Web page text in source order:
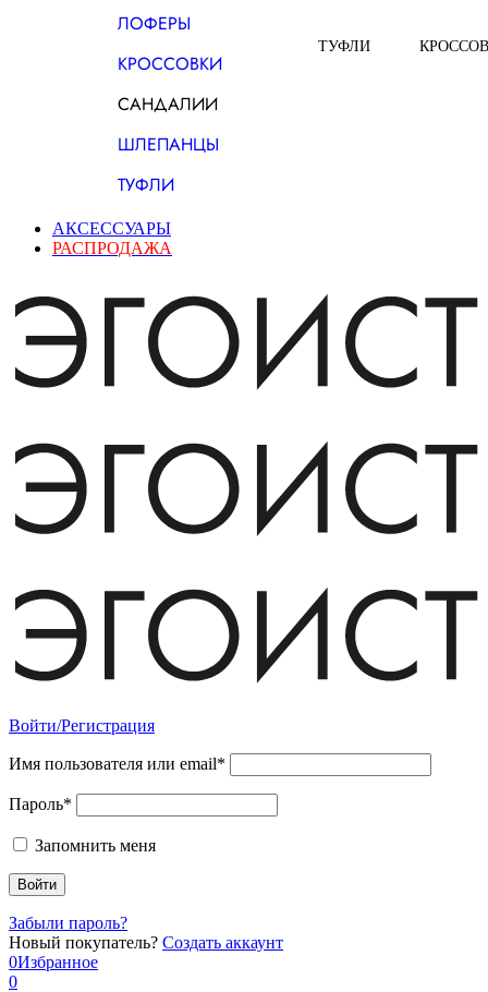
ЛОФЕРЫ
КРОССОВКИ
САНДАЛИИ
ШЛЕПАНЦЫ
ТУФЛИ
ТУФЛИ
АКСЕССУАРЫ
РАСПРОДАЖА
Войти/Регистрация
Имя пользователя или email*
Пароль*
Запомнить меня
Забыли пароль?
Новый покупатель? Создать аккаунт
0Избранное
0